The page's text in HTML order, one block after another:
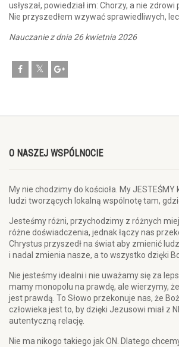
usłyszał, powiedział im: Chorzy, a nie
Nie przyszedłem wzywać sprawiedliwych,
Nauczanie z dnia 26 kwietnia 2026
O NASZEJ WSPÓLNOCIE
My nie chodzimy do kościoła. My JESTEŚMY
ludzi tworzących lokalną wspólnotę tam,
Jesteśmy różni, przychodzimy z różnych
różne doświadczenia, jednak łączy nas
Chrystus przyszedł na świat aby zmienić
i nadal zmienia nasze, a to wszystko dzięki
Nie jesteśmy idealni i nie uważamy się za
mamy monopolu na prawdę, ale wierzymy, że
jest prawdą. To Słowo przekonuje nas, że
człowieka jest to, by dzięki Jezusowi miał z
autentyczną relację.
Nie ma nikogo takiego jak ON. Dlatego